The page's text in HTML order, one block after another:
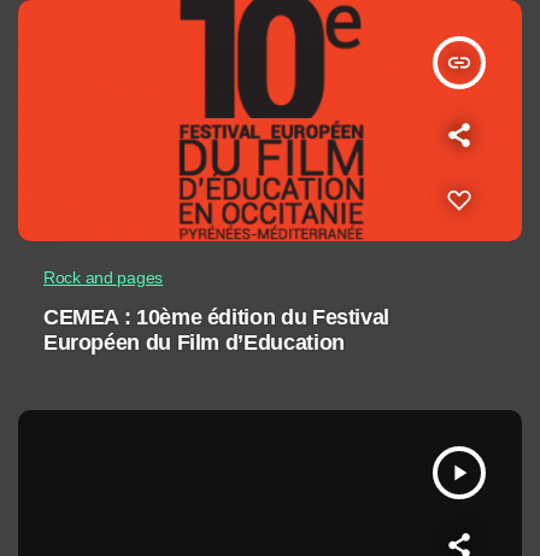
insert_link
Rock and pages
CEMEA : 10ème édition du Festival
Européen du Film d’Education
play_arrow